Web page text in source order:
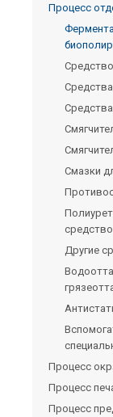
Процесс
Смазки
средство
Другие
Процесс
Процесс
Процесс